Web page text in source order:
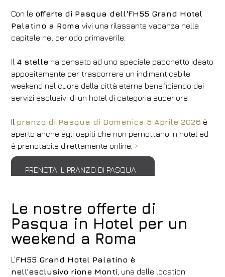
Con le offerte di Pasqua dell'FH55 Grand Hotel
Palatino a Roma vivi una rilassante vacanza nella
capitale nel periodo primaverile.
Il 4 stelle ha pensato ad uno speciale pacchetto ideato
appositamente per trascorrere un indimenticabile
weekend nel cuore della città eterna beneficiando dei
servizi esclusivi di un hotel di categoria superiore.
Il pranzo di Pasqua di Domenica 5 Aprile 2026 è
aperto anche agli ospiti che non pernottano in hotel ed
è prenotabile direttamente online. >
PRENOTA IL PRANZO DI PASQUA
Le nostre offerte di
Pasqua in Hotel per un
weekend a Roma
L'FH55 Grand Hotel Palatino è
nell’esclusivo rione Monti , una delle location